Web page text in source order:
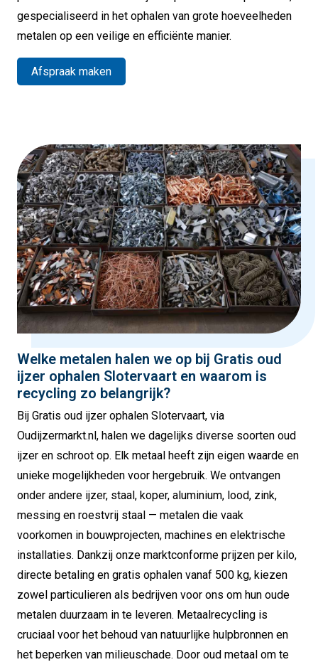
gespecialiseerd in het ophalen van grote hoeveelheden
metalen op een veilige en efficiënte manier.
Afspraak maken
Welke metalen halen we op bij Gratis oud
ijzer ophalen Slotervaart en waarom is
recycling zo belangrijk?
Bij Gratis oud ijzer ophalen Slotervaart, via
Oudijzermarkt.nl, halen we dagelijks diverse soorten oud
ijzer en schroot op. Elk metaal heeft zijn eigen waarde en
unieke mogelijkheden voor hergebruik. We ontvangen
onder andere ijzer, staal, koper, aluminium, lood, zink,
messing en roestvrij staal — metalen die vaak
voorkomen in bouwprojecten, machines en elektrische
installaties. Dankzij onze marktconforme prijzen per kilo,
directe betaling en gratis ophalen vanaf 500 kg, kiezen
zowel particulieren als bedrijven voor ons om hun oude
metalen duurzaam in te leveren. Metaalrecycling is
cruciaal voor het behoud van natuurlijke hulpbronnen en
het beperken van milieuschade. Door oud metaal om te